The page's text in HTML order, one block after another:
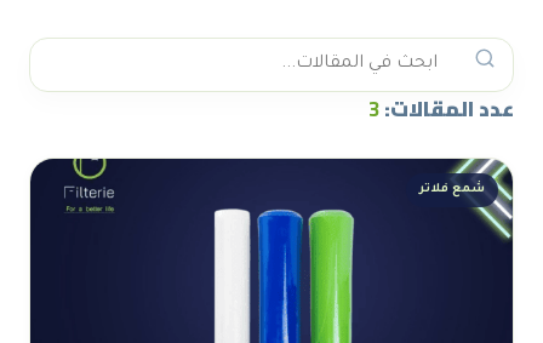
عدد المقالات:3
شمع فلاتر